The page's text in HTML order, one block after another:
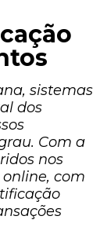
sistemas
dos
Com a
nos
com